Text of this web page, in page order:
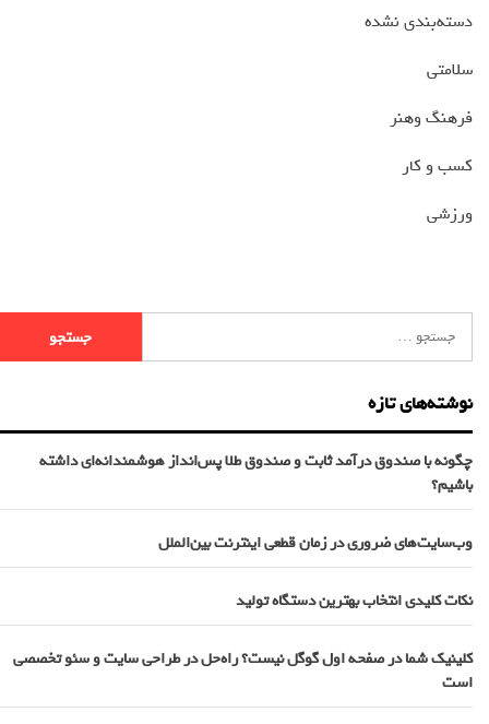
دسته‌بندی نشده
سلامتی
فرهنگ وهنر
کسب و کار
ورزشی
نوشته‌های تازه
چگونه با صندوق درآمد ثابت و صندوق طلا پس‌انداز هوشمندانه‌ای داشته
باشیم؟
وب‌سایت‌های ضروری در زمان قطعی اینترنت بین‌الملل
نکات کلیدی انتخاب بهترین دستگاه تولید
کلینیک شما در صفحه اول گوگل نیست؟ راه‌حل در طراحی سایت و سئو تخصصی
است